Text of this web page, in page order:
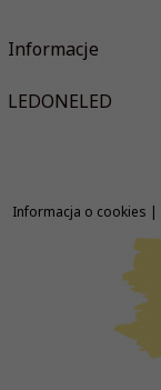
Informacje
LEDONELED
biuro@ledoneled.pl
Informacja o cookies |